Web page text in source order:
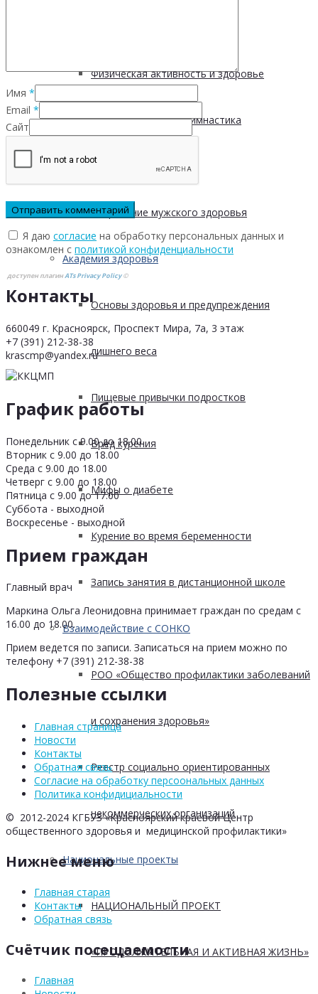
Физическая активность и здоровье
Производственная гимнастика
Стресс и здоровье
Сохранение мужского здоровья
Академия здоровья
Основы здоровья и предупреждения
лишнего веса
Пищевые привычки подростков
Вред курения
Мифы о диабете
Курение во время беременности
Запись занятия в дистанционной школе
Взаимодействие с СОНКО
РОО «Общество профилактики заболеваний
и сохранения здоровья»
Реестр социально ориентированных
некоммерческих организаций
Национальные проекты
НАЦИОНАЛЬНЫЙ ПРОЕКТ
«ПРОДОЛЖИТЕЛЬНАЯ И АКТИВНАЯ ЖИЗНЬ»
Имя *
Email *
Сайт
Я даю согласие на обработку персональных данных и
ознакомлен с политикой конфиденциальности
доступен плагинATs Privacy Policy©
Контакты
660049 г. Красноярск, Проспект Мира, 7а, 3 этаж
+7 (391) 212-38-38
krascmp@yandex.ru
График работы
Понедельник с 9.00 до 18.00
Вторник с 9.00 до 18.00
Среда с 9.00 до 18.00
Четверг с 9.00 до 18.00
Пятница с 9.00 до 17.00
Суббота - выходной
Воскресенье - выходной
Прием граждан
Главный врач
Маркина Ольга Леонидовна принимает граждан по средам с
16.00 до 18.00.
Прием ведется по записи. Записаться на прием можно по
телефону +7 (391) 212-38-38
Полезные ссылки
Главная страница
Новости
Контакты
Обратная связь
Согласие на обработку персоональных данных
Политика конфидициальности
© 2012-2024 КГБУЗ «Красноярский краевой Центр
общественного здоровья и медицинской профилактики»
Нижнее меню
Главная старая
Контакты
Обратная связь
Счётчик посещаемости
Главная